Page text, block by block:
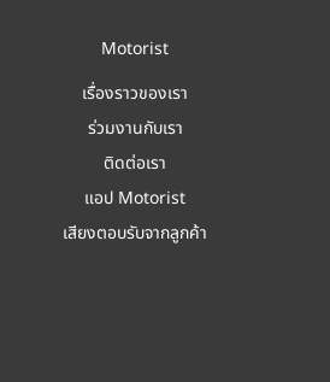
Motorist
เรื่องราวของเรา
ร่วมงานกับเรา
ติดต่อเรา
แอป Motorist
เสียงตอบรับจากลูกค้า